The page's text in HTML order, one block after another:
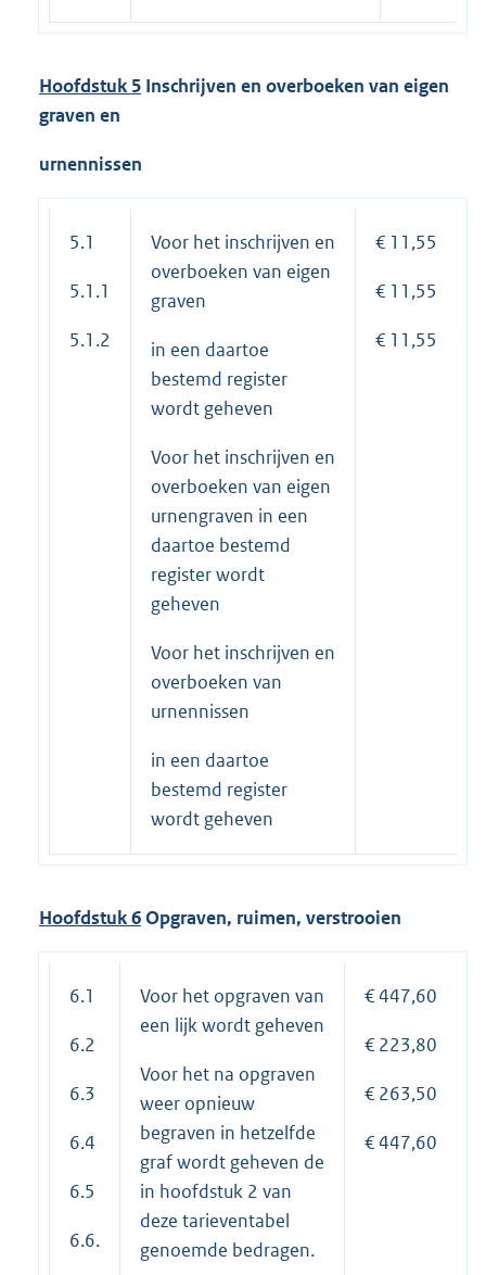
Hoofdstuk 5 Inschrijven en overboeken van eigen
graven en
urnennissen
5.1
5.1.1
5.1.2
Voor het inschrijven en
overboeken van eigen
graven
in een daartoe
bestemd register
wordt geheven
Voor het inschrijven en
overboeken van eigen
urnengraven in een
daartoe bestemd
register wordt
geheven
Voor het inschrijven en
overboeken van
urnennissen
in een daartoe
bestemd register
wordt geheven
€ 11,55
€ 11,55
€ 11,55
Hoofdstuk 6Opgraven, ruimen, verstrooien
6.1
6.2
6.3
6.4
6.5
6.6.
Voor het opgraven van
een lijk wordt geheven
Voor het na opgraven
weer opnieuw
begraven in hetzelfde
graf wordt geheven de
in hoofdstuk 2 van
deze tarieventabel
genoemde bedragen.
€ 447,60
€ 223,80
€ 263,50
€ 447,60